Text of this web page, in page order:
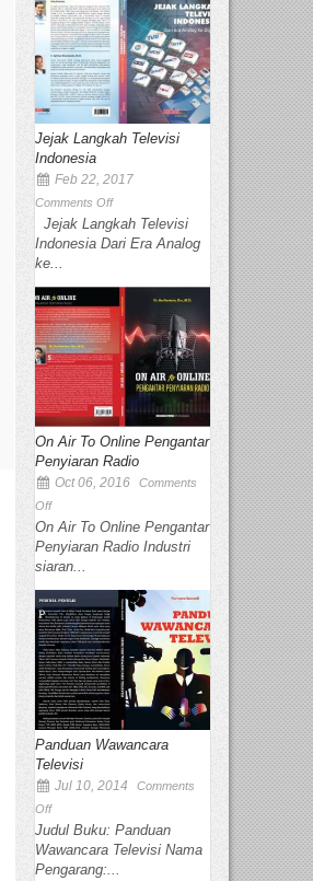
Jejak Langkah Televisi
Indonesia
Feb 22, 2017
Comments Off
Jejak Langkah Televisi
Indonesia Dari Era Analog
ke...
On Air To Online Pengantar
Penyiaran Radio
Oct 06, 2016
Comments
Off
On Air To Online Pengantar
Penyiaran Radio Industri
siaran...
Panduan Wawancara
Televisi
Jul 10, 2014
Comments
Off
Judul Buku: Panduan
Wawancara Televisi Nama
Pengarang:...